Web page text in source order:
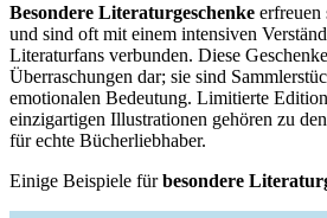
Besondere Literaturgeschenke erfreuen
und sind oft mit einem intensiven
Literaturfans verbunden. Diese
Überraschungen dar; sie sind
emotionalen Bedeutung. Limitierte
einzigartigen Illustrationen gehören zu
für echte Bücherliebhaber.
Einige Beispiele fürbesondere